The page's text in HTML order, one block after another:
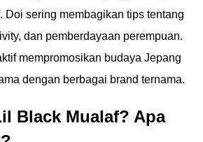
Doi sering membagikan tips tentang
dan pemberdayaan perempuan.
mempromosikan budaya Jepang
dengan berbagai brand ternama.
Black Mualaf? Apa